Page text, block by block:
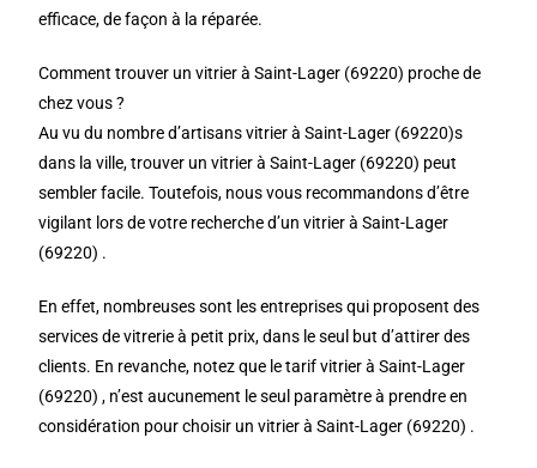
efficace, de façon à la réparée.
Comment trouver un vitrier à Saint-Lager (69220) proche de
chez vous ?
Au vu du nombre d’artisans vitrier à Saint-Lager (69220)s
dans la ville, trouver un vitrier à Saint-Lager (69220) peut
sembler facile. Toutefois, nous vous recommandons d’être
vigilant lors de votre recherche d’un vitrier à Saint-Lager
(69220) .
En effet, nombreuses sont les entreprises qui proposent des
services de vitrerie à petit prix, dans le seul but d’attirer des
clients. En revanche, notez que le tarif vitrier à Saint-Lager
(69220) , n’est aucunement le seul paramètre à prendre en
considération pour choisir un vitrier à Saint-Lager (69220) .